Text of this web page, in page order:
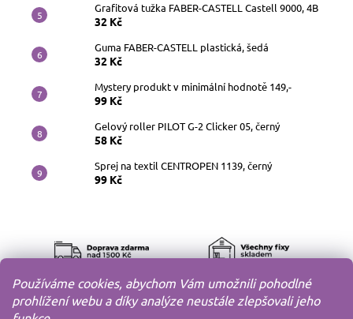
Používáme cookies, abychom Vám umožnili pohodlné
prohlížení webu a díky analýze neustále zlepšovali jeho
Grafitová tužka FABER-CASTELL Castell 9000, 4B
32 Kč
Guma FABER-CASTELL plastická, šedá
32 Kč
Mystery produkt v minimální hodnotě 149,-
99 Kč
Gelový roller PILOT G-2 Clicker 05, černý
58 Kč
Sprej na textil CENTROPEN 1139, černý
99 Kč